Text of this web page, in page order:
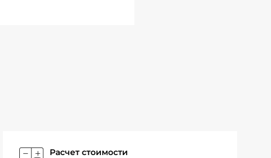
Расчет стоимости